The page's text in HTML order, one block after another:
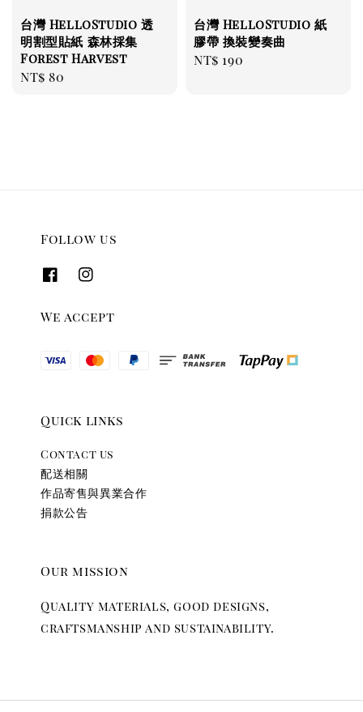
台灣 HelloStudio 透
明割型貼紙 森林採集
Forest Harvest
Regular
NT$ 80
台灣 HelloStudio 紙
膠帶 換裝變奏曲
Regular
NT$ 190
Follow us
We accept
Quick links
Contact us
配送相關
作品寄售與異業合作
捐款公告
Our mission
Quality materials, good designs,
craftsmanship and sustainability.